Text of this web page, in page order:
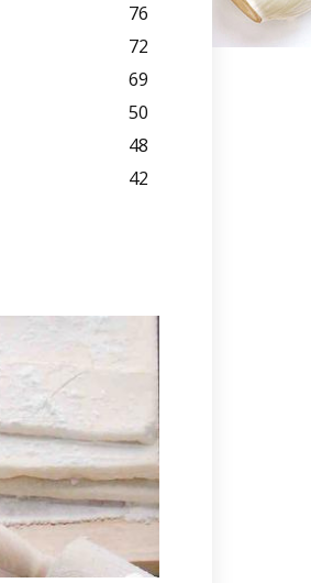
76
72
69
50
48
42